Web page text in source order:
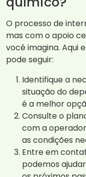
O processo de
mas com o apoio
você imagina. Aqui
pode seguir:
Identifique a
situação do
é a melhor
Consulte o
com a
as condições
Entre em
podemos